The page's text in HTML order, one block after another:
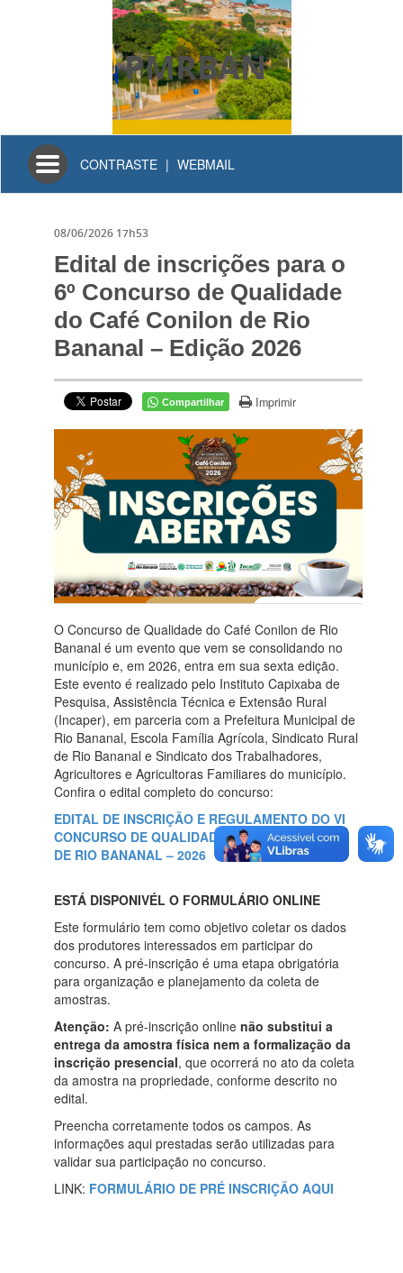
PMRBAN
Toggle
navigation
CONTRASTE | WEBMAIL
08/06/2026 17h53
Edital de inscrições para o
6º Concurso de Qualidade
do Café Conilon de Rio
Bananal – Edição 2026
Compartilhar Imprimir
O Concurso de Qualidade do Café Conilon de Rio
Bananal é um evento que vem se consolidando no
município e, em 2026, entra em sua sexta edição.
Este evento é realizado pelo Instituto Capixaba de
Pesquisa, Assistência Técnica e Extensão Rural
(Incaper), em parceria com a Prefeitura Municipal de
Rio Bananal, Escola Família Agrícola, Sindicato Rural
de Rio Bananal e Sindicato dos Trabalhadores,
Agricultores e Agricultoras Familiares do município.
Confira o edital completo do concurso:
EDITAL DE INSCRIÇÃO E REGULAMENTO DO VI
CONCURSO DE QUALIDADE DO CAFÉ CONILON
DE RIO BANANAL – 2026
ESTÁ DISPONIVÉL O FORMULÁRIO ONLINE
Este formulário tem como objetivo coletar os dados
dos produtores interessados em participar do
concurso. A pré-inscrição é uma etapa obrigatória
para organização e planejamento da coleta de
amostras.
Atenção: A pré-inscrição online não substitui a
entrega da amostra física nem a formalização da
inscrição presencial, que ocorrerá no ato da coleta
da amostra na propriedade, conforme descrito no
edital.
Preencha corretamente todos os campos. As
informações aqui prestadas serão utilizadas para
validar sua participação no concurso.
LINK: FORMULÁRIO DE PRÉ INSCRIÇÃO AQUI